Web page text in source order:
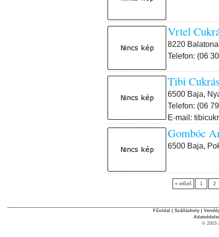
Vrtel
8220
Telefon: (06
Tibi
6500 Baja,
Telefon: (06
E-mail:
Gombóc
6500 Baja,
« előző 1 2
Főoldal Szálláshely
© 2003-